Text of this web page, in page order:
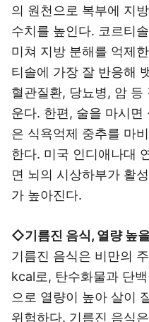
의 원천으로 복부에 지
수치를 높인다. 코르티
미쳐 지방 분해를 억제
티솔에 가장 잘 반응해
혈관질환, 당뇨병, 암 등
운다. 한편, 술을 마시면
은 식욕억제 중추를 마
한다. 미국 인디애나대
면 뇌의 시상하부가 활
가 높아진다.
◇기름진 음식, 열량 높
기름진 음식은 비만의
kcal로, 탄수화물과 단
으로 열량이 높아 살이
위험하다. 기름진 음식